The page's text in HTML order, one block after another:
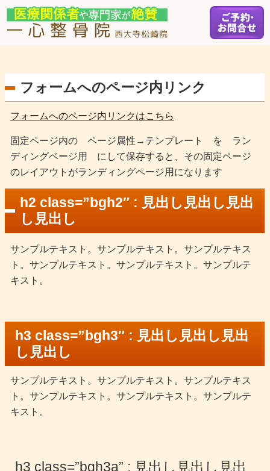
フォームへのページ内リンク
フォームへのページ内リンクはこちら
固定ページ内の ページ属性→テンプレート を ラン
ディングページ用 にして保存すると、その固定ページ
のレイアウトがランディングページ用になります
h2 class=”bgh2″ : 見出し見出し見出
し見出し
サンプルテキスト。サンプルテキスト。サンプルテキス
ト。サンプルテキスト。サンプルテキスト。サンプルテ
キスト。
h3 class=”bgh3″ : 見出し見出し見出
し見出し
サンプルテキスト。サンプルテキスト。サンプルテキス
ト。サンプルテキスト。サンプルテキスト。サンプルテ
キスト。
h3 class=”bgh3a” : 見出し見出し見出